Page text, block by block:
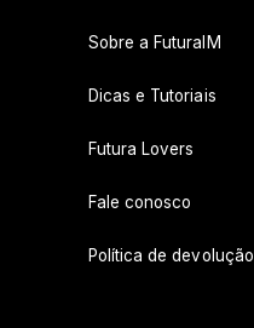
Sobre a FuturaIM
Dicas e Tutoriais
Futura Lovers
Fale conosco
Política de devolução